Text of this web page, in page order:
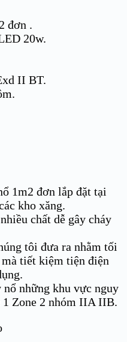
đơn .
20w.
II BT.
1m2 đơn lắp đặt tại
kho xăng.
chất dễ gây cháy
tôi đưa ra nhằm tối
tiết kiệm tiện điện
những khu vực nguy
1 Zone 2 nhóm IIA IIB.